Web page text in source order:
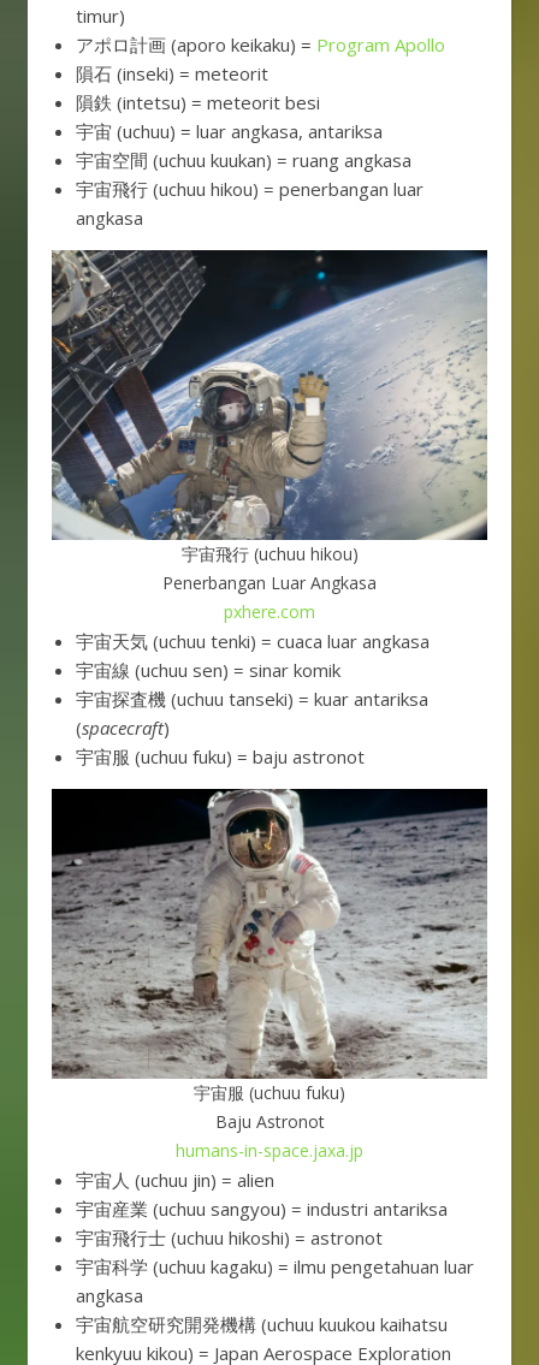
timur)
アポロ計画 (aporo keikaku) = Program Apollo
隕石 (inseki) = meteorit
隕鉄 (intetsu) = meteorit besi
宇宙 (uchuu) = luar angkasa, antariksa
宇宙空間 (uchuu kuukan) = ruang angkasa
宇宙飛行 (uchuu hikou) = penerbangan luar
angkasa
宇宙飛行 (uchuu hikou)
Penerbangan Luar Angkasa
pxhere.com
宇宙天気 (uchuu tenki) = cuaca luar angkasa
宇宙線 (uchuu sen) = sinar komik
宇宙探査機 (uchuu tanseki) = kuar antariksa
(spacecraft)
宇宙服 (uchuu fuku) = baju astronot
宇宙服 (uchuu fuku)
Baju Astronot
humans-in-space.jaxa.jp
宇宙人 (uchuu jin) = alien
宇宙産業 (uchuu sangyou) = industri antariksa
宇宙飛行士 (uchuu hikoshi) = astronot
宇宙科学 (uchuu kagaku) = ilmu pengetahuan luar
angkasa
宇宙航空研究開発機構 (uchuu kuukou kaihatsu
kenkyuu kikou) = Japan Aerospace Exploration